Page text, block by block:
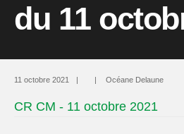
du 11
11 octobre 2021 | | Océane Delaune
CR CM - 11 octobre 2021